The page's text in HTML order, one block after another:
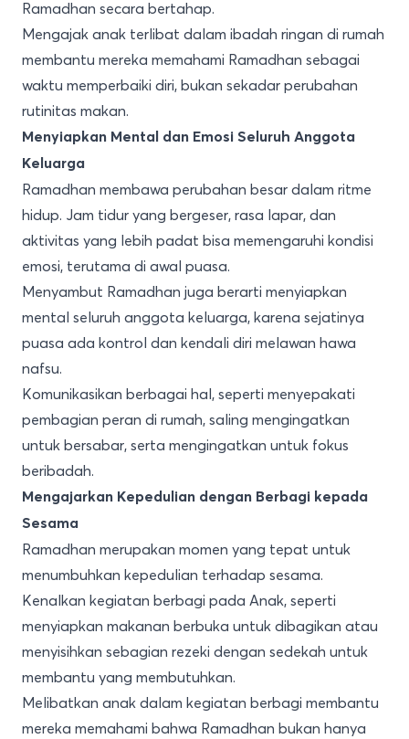
Ramadhan secara bertahap.
Mengajak anak terlibat dalam ibadah ringan di rumah
membantu mereka memahami Ramadhan sebagai
waktu memperbaiki diri, bukan sekadar perubahan
rutinitas makan.
Menyiapkan Mental dan Emosi Seluruh Anggota
Keluarga
Ramadhan membawa perubahan besar dalam ritme
hidup. Jam tidur yang bergeser, rasa lapar, dan
aktivitas yang lebih padat bisa memengaruhi kondisi
emosi, terutama di awal puasa.
Menyambut Ramadhan juga berarti menyiapkan
mental seluruh anggota keluarga, karena sejatinya
puasa ada kontrol dan kendali diri melawan hawa
nafsu.
Komunikasikan berbagai hal, seperti menyepakati
pembagian peran di rumah, saling mengingatkan
untuk bersabar, serta mengingatkan untuk fokus
beribadah.
Mengajarkan Kepedulian dengan Berbagi kepada
Sesama
Ramadhan merupakan momen yang tepat untuk
menumbuhkan kepedulian terhadap sesama.
Kenalkan kegiatan berbagi pada Anak, seperti
menyiapkan makanan berbuka untuk dibagikan atau
menyisihkan sebagian rezeki dengan sedekah untuk
membantu yang membutuhkan.
Melibatkan anak dalam kegiatan berbagi membantu
mereka memahami bahwa Ramadhan bukan hanya